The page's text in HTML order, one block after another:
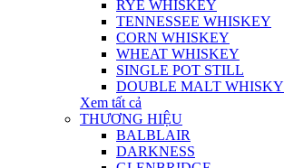
RYE WHISKEY
TENNESSEE WHISKEY
CORN WHISKEY
WHEAT WHISKEY
SINGLE POT STILL
DOUBLE MALT WHISKY
Xem tất cả
THƯƠNG HIỆU
BALBLAIR
DARKNESS